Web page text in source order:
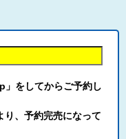
をしてからご予約し
、予約完売になって